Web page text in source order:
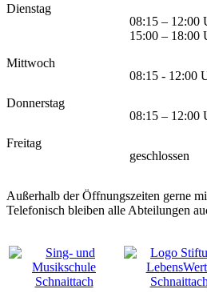
Dienstag
08:15 – 12:00
15:00 – 18:00
Mittwoch
08:15 - 12:00
Donnerstag
08:15 – 12:00
Freitag
geschlossen
Außerhalb der Öffnungszeiten gerne
Telefonisch bleiben alle Abteilungen